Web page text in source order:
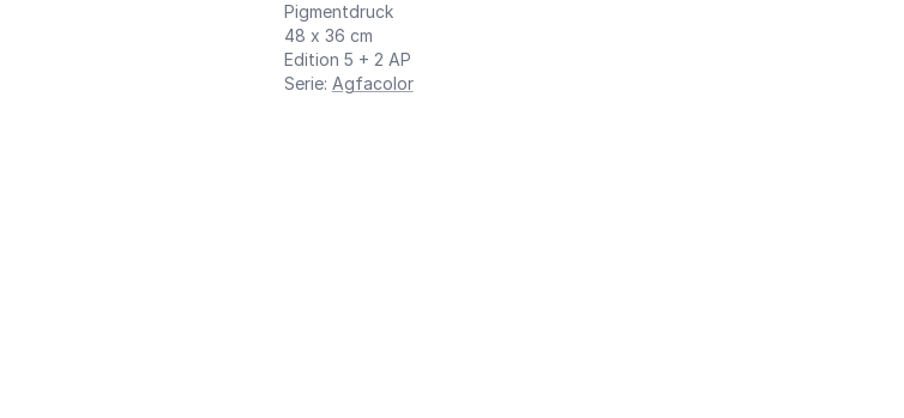
Pigmentdruck
48 x 36 cm
Edition 5 + 2 AP
Serie: Agfacolor